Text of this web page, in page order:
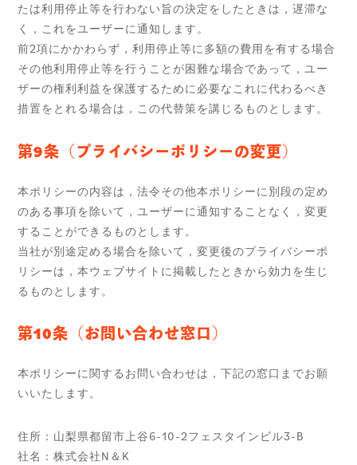
たは利用停止等を行わない旨の決定をしたときは，遅滞な
く，これをユーザーに通知します。
前2項にかかわらず，利用停止等に多額の費用を有する場合
その他利用停止等を行うことが困難な場合であって，ユー
ザーの権利利益を保護するために必要なこれに代わるべき
措置をとれる場合は，この代替策を講じるものとします。
第9条（プライバシーポリシーの変更）
本ポリシーの内容は，法令その他本ポリシーに別段の定め
のある事項を除いて，ユーザーに通知することなく，変更
することができるものとします。
当社が別途定める場合を除いて，変更後のプライバシーポ
リシーは，本ウェブサイトに掲載したときから効力を生じ
るものとします。
第10条（お問い合わせ窓口）
本ポリシーに関するお問い合わせは，下記の窓口までお願
いいたします。
住所：山梨県都留市上谷6-10-2フェスタインビル3-B
社名：株式会社N＆K